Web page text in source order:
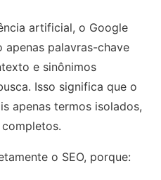
artificial, o Google
apenas palavras-chave
e sinônimos
Isso significa que o
apenas termos isolados,
o SEO, porque: